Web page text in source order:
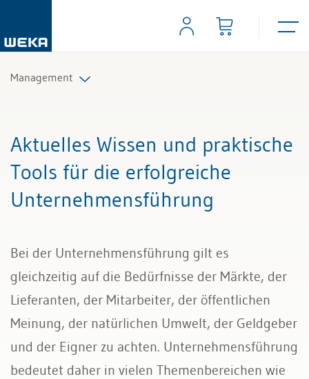
Management
Unternehmensführung
Organisation
Aktuelles Wissen und praktische
Tools für die erfolgreiche
Unternehmensführung
Bei der Unternehmensführung gilt es
gleichzeitig auf die Bedürfnisse der Märkte, der
Lieferanten, der Mitarbeiter, der öffentlichen
Meinung, der natürlichen Umwelt, der Geldgeber
und der Eigner zu achten. Unternehmensführung
bedeutet daher in vielen Themenbereichen wie